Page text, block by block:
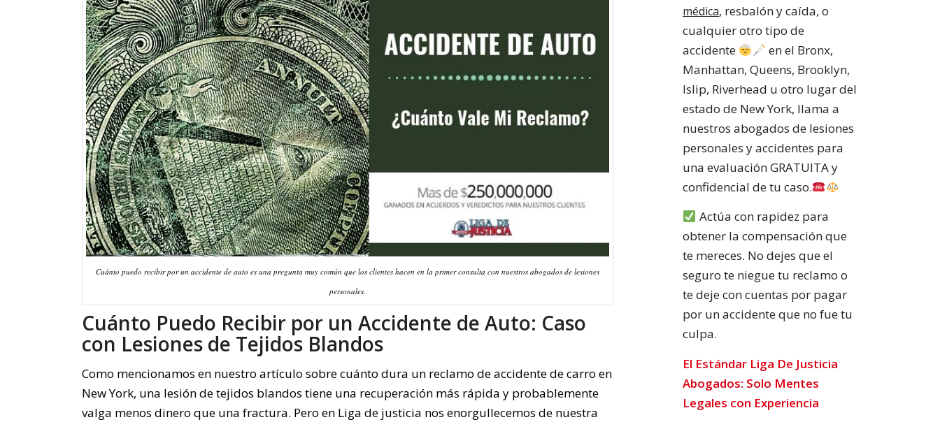
Cuánto puedo recibir por un accidente de auto es una pregunta muy común que los clientes hacen en la primer consulta con nuestros abogados de lesiones
personales.
Cuánto Puedo Recibir por un Accidente de Auto: Caso
con Lesiones de Tejidos Blandos
Como mencionamos en nuestro artículo sobre cuánto dura un reclamo de accidente de carro en
New York, una lesión de tejidos blandos tiene una recuperación más rápida y probablemente
valga menos dinero que una fractura. Pero en Liga de justicia nos enorgullecemos de nuestra
médica, resbalón y caída, o
cualquier otro tipo de
accidente
en el Bronx,
Manhattan, Queens, Brooklyn,
Islip, Riverhead u otro lugar del
estado de New York, llama a
nuestros abogados de lesiones
personales y accidentes para
una evaluación GRATUITA y
confidencial de tu caso.
Actúa con rapidez para
obtener la compensación que
te mereces. No dejes que el
seguro te niegue tu reclamo o
te deje con cuentas por pagar
por un accidente que no fue tu
culpa.
El Estándar Liga De Justicia
Abogados: Solo Mentes
Legales con Experiencia